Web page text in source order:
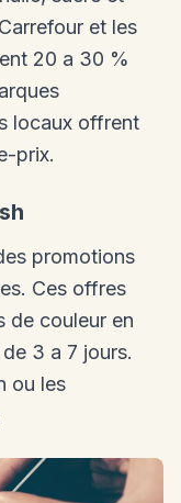
et les
20 a 30 %
locaux offrent
prix.
promotions
Ces offres
de couleur en
3 a 7 jours.
ou les